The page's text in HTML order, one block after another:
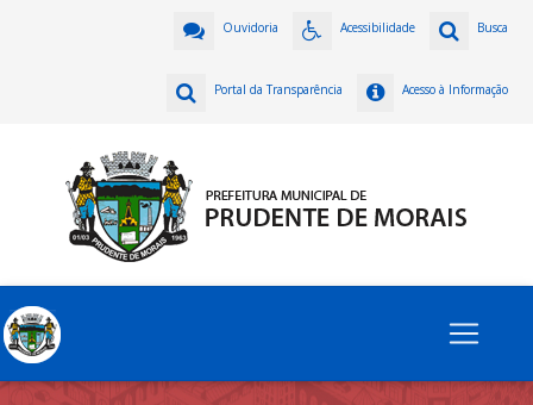
Busca
Acessibilidade
Ouvidoria
Acesso à Informação
Portal da Transparência